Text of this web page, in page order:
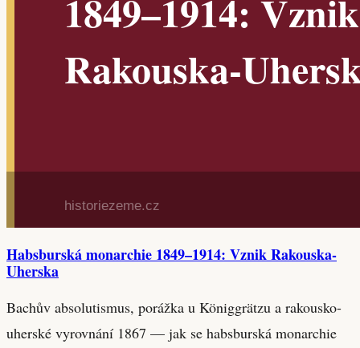
Habsburská monarchie 1849–1914: Vznik Rakouska-
Uherska
Bachův absolutismus, porážka u Königgrätzu a rakousko-
uherské vyrovnání 1867 — jak se habsburská monarchie